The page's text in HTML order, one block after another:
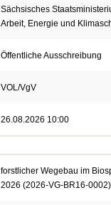
Sächsisches
Arbeit, Energie und
Öffentliche Ausschreibung
VOL/VgV
26.08.2026 10:00
forstlicher Wegebau im
2026 (2026-VG-BR16-0002)